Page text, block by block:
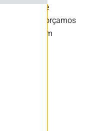
forma ética e
nos esforçamos
estejam
de